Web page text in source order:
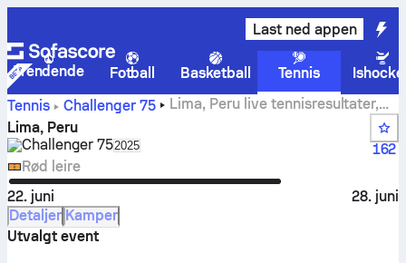
Last ned appen
Trendende Fotball Basketball Tennis
Tennis
Challenger 75
Lima, Peru live tennisresultater,
grupperesultater og kamper
Lima, Peru
Challenger 75Select season in unique tournament header
2025
162
Rød leire
22. juni
28. juni
Detaljer Kamper
Utvalgt event